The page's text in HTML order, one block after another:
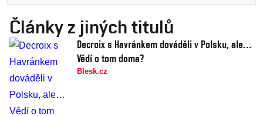
Články z jiných titulů
Decroix s Havránkem dováděli v Polsku, ale…
Vědí o tom doma?
Blesk.cz